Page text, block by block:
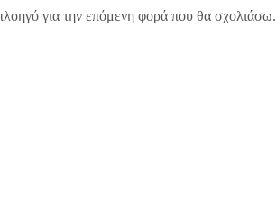
για την επόμενη φορά που θα σχολιάσω.